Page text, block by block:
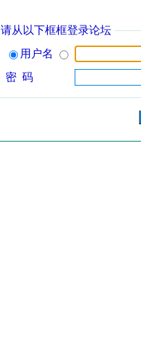
请从以下框框登录论坛
用户名
密 码